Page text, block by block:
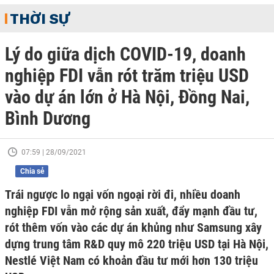
THỜI SỰ
Lý do giữa dịch COVID-19, doanh
nghiệp FDI vẫn rót trăm triệu USD
vào dự án lớn ở Hà Nội, Đồng Nai,
Bình Dương
07:59 | 28/09/2021
Chia sẻ
Trái ngược lo ngại vốn ngoại rời đi, nhiều doanh
nghiệp FDI vẫn mở rộng sản xuất, đẩy mạnh đầu tư,
rót thêm vốn vào các dự án khủng như Samsung xây
dựng trung tâm R&D quy mô 220 triệu USD tại Hà Nội,
Nestlé Việt Nam có khoản đầu tư mới hơn 130 triệu